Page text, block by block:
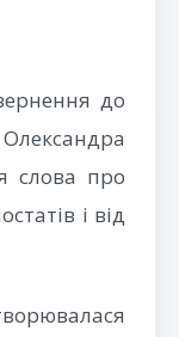
до
слова про
і від